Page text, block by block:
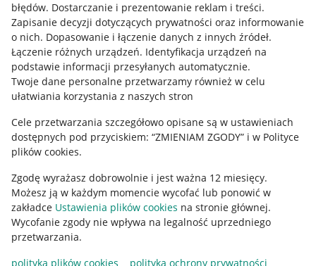
błędów. Dostarczanie i prezentowanie reklam i treści.
Zapisanie decyzji dotyczących prywatności oraz informowanie
o nich. Dopasowanie i łączenie danych z innych źródeł.
Łączenie różnych urządzeń. Identyfikacja urządzeń na
podstawie informacji przesyłanych automatycznie.
Twoje dane personalne przetwarzamy również w celu
ułatwiania korzystania z naszych stron
Cele przetwarzania szczegółowo opisane są w ustawieniach
dostępnych pod przyciskiem: “ZMIENIAM ZGODY” i w Polityce
plików cookies.
Zgodę wyrażasz dobrowolnie i jest ważna 12 miesięcy.
Możesz ją w każdym momencie wycofać lub ponowić w
zakładce Ustawienia plików cookies na stronie głównej.
Wycofanie zgody nie wpływa na legalność uprzedniego
przetwarzania.
polityka plików cookies
polityka ochrony prywatności
Informacje prawne
Regulamin
Polityka plików "cookies"
Ustawienia plików "cookies"
Udostępnianie lokalizacji
Informacje dla Aktu o Usługach Cyfrowych
Pobierz aplikację